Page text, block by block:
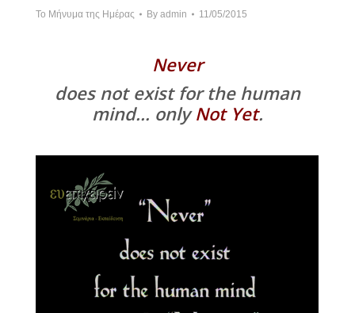
Το Μήνυμα της Ημέρας By admin 11/05/2015
Never
does not exist for the human
mind… onlyNot Yet.